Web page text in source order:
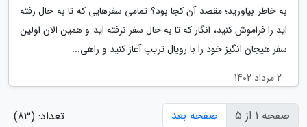
به خاطر بیاورید؛ مقصد آن کجا بود؟ تمامی سفرهایی که تا به حال رفته
اید را فراموش کنید، انگار که تا به حال سفر نرفته اید و همین الان اولین
سفر هیجان انگیز خود را با رویال تریپ آغاز کنید و راهی...
2 مرداد 1402
صفحه 1 از 5 صفحه بعد تعداد: (83)